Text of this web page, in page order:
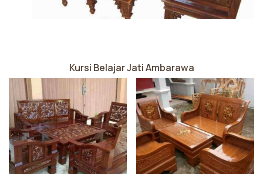
Kursi Belajar Jati Ambarawa